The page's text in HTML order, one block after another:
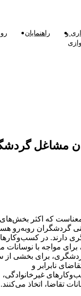
و
راهنمایان
مشاغل
که اکثر بخش‌های
گردشگران رو‌به‌رو
دارند. در
مواجه با نوسانات
برای بخشی از
نابرابر و
غیرخانوادگی،
تقاضا، اتخاذ می‌کنند.